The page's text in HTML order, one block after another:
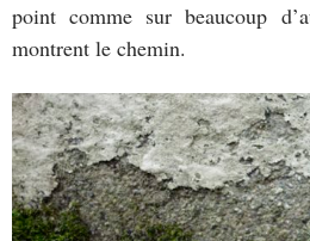
point comme sur beaucoup
montrent le chemin.